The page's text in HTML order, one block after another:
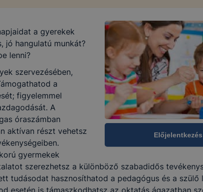
Előjelentkezés
a gyerekek
jó hangulatú munkát?
lenni?
szervezésében,
a
figyelemmel
A
óraszámban
aktívan részt vehetsz
gyermekek
szerezhetsz a különböző szabadidős
tudásodat hasznosíthatod a pedagógus és a szülő
esetén is támaszkodhatsz az oktatás ágazatban